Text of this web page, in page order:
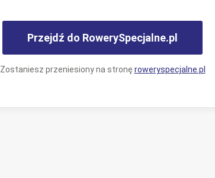
Przejdź do RowerySpecjalne.pl
Zostaniesz przeniesiony na stronę roweryspecjalne.pl